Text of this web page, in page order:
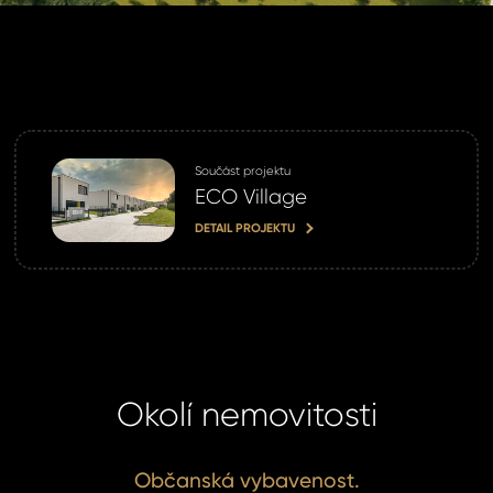
Součást projektu
ECO Village
DETAIL PROJEKTU
Okolí nemovitosti
Občanská vybavenost.